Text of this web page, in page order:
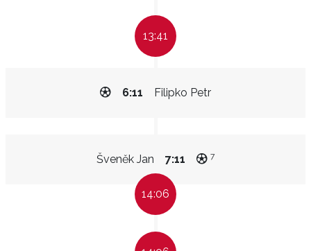
13:41
Filipko Petr
6:11
Šveněk Jan 7:11 7
14:06